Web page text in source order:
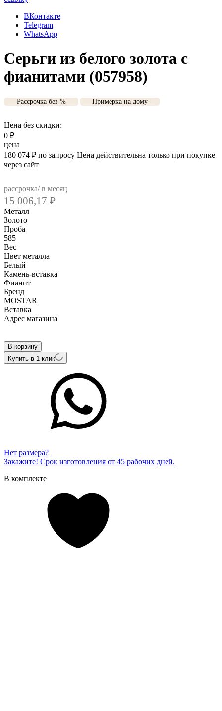
ВКонтакте
Telegram
WhatsApp
Серьги из белого золота с
фианитами (057958)
Рассрочка без % Примерка на дому
Цена без скидки:
0 ₽
цена
180 074 ₽ по запросу Цена действительна только при покупке
через сайт
рассрочка/ в месяц
15 006,17 ₽
Металл
Золото
Проба
585
Вес
Цвет металла
Белый
Камень-вставка
Фианит
Бренд
MOSTAR
Вcтавка
Адрес магазина
В корзину
Купить в 1 клик
Нет размера?
Закажите! Срок изготовления от 45 рабочих дней.
В комплекте